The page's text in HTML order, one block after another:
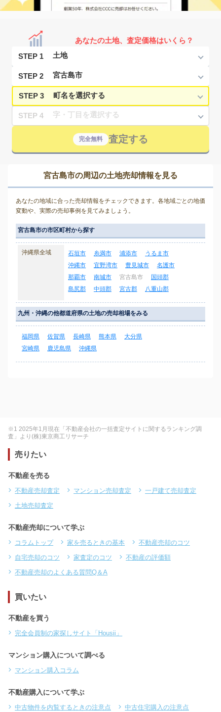
あなたの土地、査定価格はいくら？
STEP 1
STEP 2
STEP 3
STEP 4
完全無料 査定する
宮古島市の周辺の土地売却情報を見る
あなたの地域に合った売却情報をチェックできます。各地域ごとの地価
変動や、実際の売却事例を見てみましょう。
宮古島市の市区町村から探す
沖縄県全域 石垣市 糸満市 浦添市
うるま市
沖縄市
宜野湾市 豊見城市
名護市
那覇市
南城市 宮古島市
国頭郡
島尻郡
中頭郡 宮古郡 八重山郡
九州・沖縄の他都道府県の土地の売却相場をみる
福岡県 佐賀県 長崎県 熊本県
大分県
宮崎県
鹿児島県 沖縄県
※1 2025年1月現在「不動産会社の一括査定サイトに関するランキング調
査」より(株)東京商工リサーチ
売りたい
不動産を売る
不動産売却査定 マンション売却査定
一戸建て売却査定
土地売却査定
不動産売却について学ぶ
コラムトップ 家を売るときの基本
不動産売却のコツ
自宅売却のコツ
家査定のコツ
不動産の評価額
不動産売却のよくある質問Q＆A
買いたい
不動産を買う
完全会員制の家探しサイト「Housii」
マンション購入について調べる
マンション購入コラム
不動産購入について学ぶ
中古物件を内覧するときの注意点 中古住宅購入の注意点